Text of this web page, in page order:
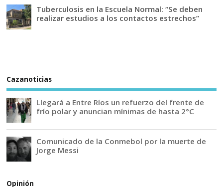
Tuberculosis en la Escuela Normal: “Se deben
realizar estudios a los contactos estrechos”
Cazanoticias
Llegará a Entre Ríos un refuerzo del frente de
frío polar y anuncian mínimas de hasta 2°C
Comunicado de la Conmebol por la muerte de
Jorge Messi
Opinión